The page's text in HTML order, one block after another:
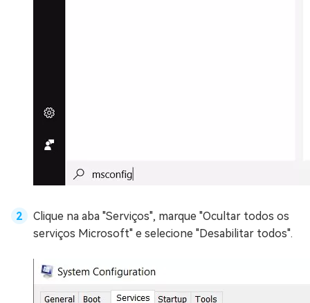
Clique na aba "Serviços", marque "Ocultar todos os
serviços Microsoft" e selecione "Desabilitar todos".